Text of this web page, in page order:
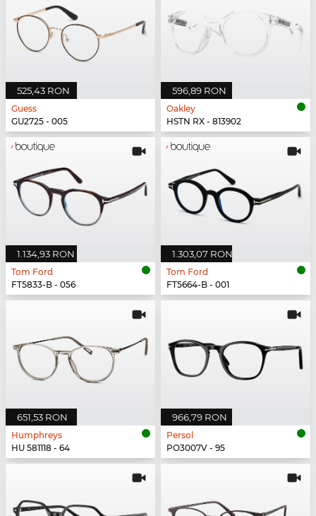
525,43 RON
Guess
GU2725 - 005
596,89 RON
Oakley
HSTN RX - 813902
1.134,93 RON
Tom Ford
FT5833-B - 056
1.303,07 RON
Tom Ford
FT5664-B - 001
651,53 RON
Humphreys
HU 581118 - 64
966,79 RON
Persol
PO3007V - 95